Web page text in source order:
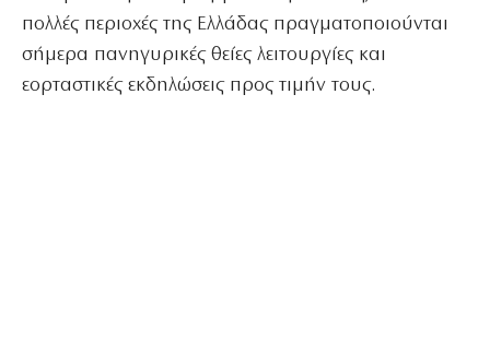
πολλές περιοχές της Ελλάδας πραγματοποιούνται
σήμερα πανηγυρικές θείες λειτουργίες και
εορταστικές εκδηλώσεις προς τιμήν τους.